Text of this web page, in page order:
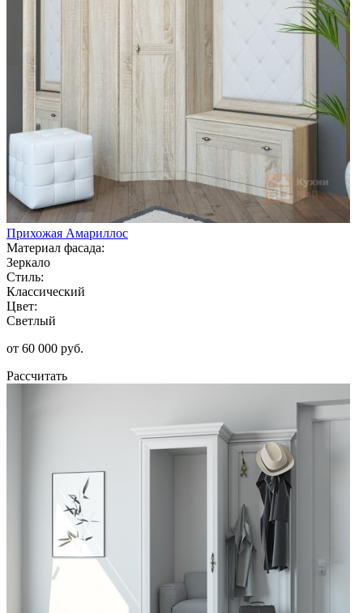
Прихожая Амариллос
Материал фасада:
Зеркало
Стиль:
Классический
Цвет:
Светлый
от 60 000 руб.
Рассчитать